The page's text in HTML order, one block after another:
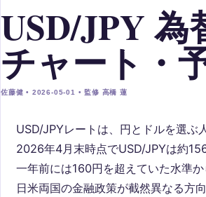
USD/JPY 為
チャート・
佐藤健 • 2026-05-01 • 監修 高橋 蓮
USD/JPYレートは、円とドルを選ぶ
2026年4月末時点でUSD/JPYは約
一年前には160円を超えていた水準
日米両国の金融政策が截然異なる方